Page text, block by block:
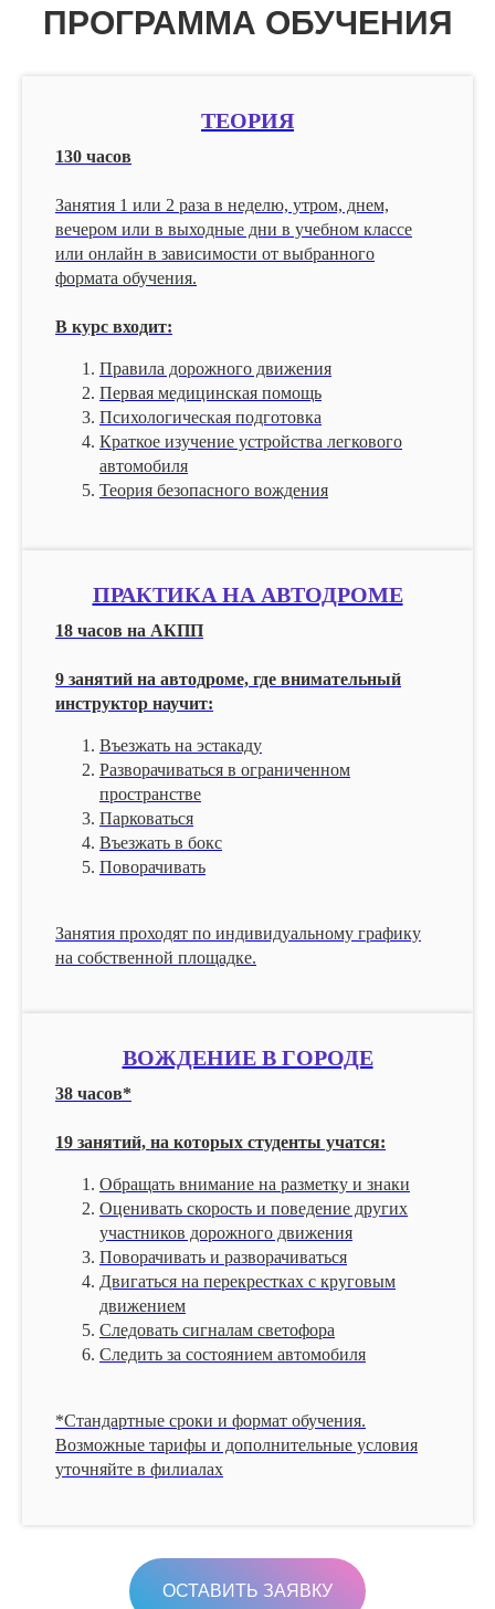
ПРОГРАММА ОБУЧЕНИЯ
ТЕОРИЯ
130 часов
Занятия 1 или 2 раза в неделю, утром, днем,
вечером или в выходные дни в учебном классе
или онлайн в зависимости от выбранного
формата обучения.
В курс входит:
Правила дорожного движения
Первая медицинская помощь
Психологическая подготовка
Краткое изучение устройства легкового
автомобиля
Теория безопасного вождения
ПРАКТИКА НА АВТОДРОМЕ
18 часов на АКПП
9 занятий на автодроме, где внимательный
инструктор научит:
Въезжать на эстакаду
Разворачиваться в ограниченном
пространстве
Парковаться
Въезжать в бокс
Поворачивать
Занятия проходят по индивидуальному графику
на собственной площадке.
ВОЖДЕНИЕ В ГОРОДЕ
38 часов*
19 занятий, на которых студенты учатся:
Обращать внимание на разметку и знаки
Оценивать скорость и поведение других
участников дорожного движения
Поворачивать и разворачиваться
Двигаться на перекрестках с круговым
движением
Следовать сигналам светофора
Следить за состоянием автомобиля
*Стандартные сроки и формат обучения.
Возможные тарифы и дополнительные условия
уточняйте в филиалах
ОСТАВИТЬ ЗАЯВКУ